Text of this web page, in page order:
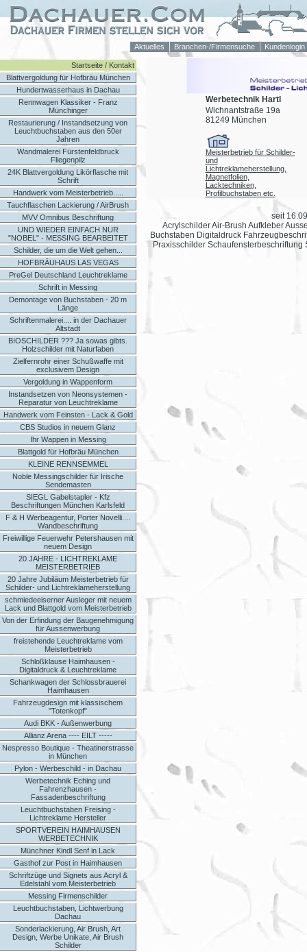
Aktuelles Branchen-/Firmensuche Kundenlogin
Startseite / Kontakt
Blattvergoldung für Hofbräu München
Hundertwasserhaus in Dachau
Rennwagen Klassiker - Franz
Münchinger
Restaurierung / Instandsetzung von
Leuchtbuchstaben aus den 50er
Jahren
Wandmalerei Fürstenfeldbruck
Fliegenpilz
24K Blattvergoldung Likörflasche mit
Schrift
Handwerk vom Meisterbetrieb.....
Tauchflaschen Lackierung / AirBrush
MVV Omnibus Beschriftung
UND WIEDER EINFACH NUR
"NOBEL" - MESSING BEARBEITET
Schilder, die um die Welt gehen...
HOFBRÄUHAUS LAS VEGAS
PreGel Deutschland Leuchtreklame
Schrift in Messing
Demontage von Buchstaben - 20 m
Länge
Schriftenmalerei.... in der Dachauer
Altstadt
BIOSCHILDER ??? Ja sowas gibts.
Holzschilder mit Naturfaben
Zielfernrohr einer Schußwaffe mit
exclusivem Design
Vergoldung in Wappenform
Instandsetzen von Neonsystemen -
Reparatur von Leuchtreklame
Handwerk vom Feinsten - Lack & Gold
CBS Studios in neuem Glanz
Ihr Wappen in Messing
Blattgold für Hofbräu München
KLEINE RENNSEMMEL
Noble Messingschilder für Irische
Sendemasten
SIEGL Gabelstapler - Kfz
Beschriftungen München Karlsfeld
F & H Werbeagentur, Porter Novelli....
Wandbeschriftung
Freiwillige Feuerwehr Petershausen mit
neuem Design
20 JAHRE - LICHTREKLAME
MEISTERBETRIEB
20 Jahre Jubiläum Meisterbetrieb für
Schilder- und Lichtreklameherstellung
schmiedeeiserner Ausleger mit neuem
Lack und Blattgold vom Meisterbetrieb
Von der Erfindung der Baugenehmigung
für Aussenwerbung
freistehende Leuchtreklame vom
Meisterbetrieb
Schloßklause Haimhausen -
Digitaldruck & Leuchtreklame
Schankwagen der Schlossbrauerei
Haimhausen
Fahrzeugdesign mit klassischem
"Totenkopf"
Audi BKK - Außenwerbung
Allianz Arena ---- EILT -----
Nespresso Boutique - Theatinerstrasse
in München
Pylon - Werbeschild - in Dachau
Werbetechnik Eching und
Fahrenzhausen -
Fassadenbeschriftung
Leuchtbuchstaben Freising -
Lichtreklame Hersteller
SPORTVEREIN HAIMHAUSEN
WERBETECHNIK
Münchner Kindl Senf in Lack
Gasthof zur Post in Haimhausen
Schriftzüge und Signets aus Acryl &
Edelstahl vom Meisterbetrieb
Messing Firmenschilder
Leuchtbuchstaben, Lichtwerbung
Dachau
Sonderlackierung, Air Brush, Art
Design, Werbe Unikate, Air Brush
Schilder
Werbetechnik Hartl
Wichnantstraße 19a
81249 München
Meisterbetrieb für Schilder-
und
Lichtreklameherstellung,
Magnetfolien,
Lacktechniken,
Profilbuchstaben etc.
seit
Acrylschilder Air-Brush Aufkleber
Buchstaben Digitaldruck
Praxisschilder